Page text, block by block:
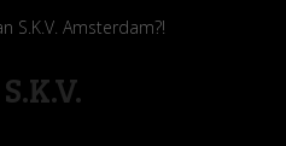
S.K.V. Amsterdam?!